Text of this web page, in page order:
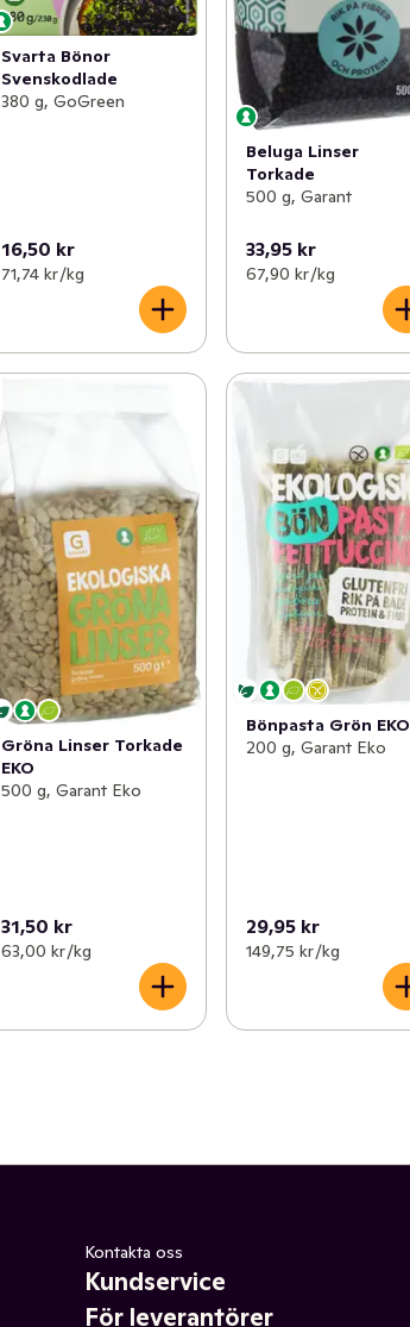
Svarta Bönor
Svenskodlade
380 g, GoGreen
16,50 kr
71,74 kr /kg
Beluga Linser
Torkade
500 g, Garant
33,95 kr
67,90 kr /kg
Gröna Linser Torkade
EKO
500 g, Garant Eko
31,50 kr
63,00 kr /kg
Bönpasta Grön EKO
200 g, Garant Eko
29,95 kr
149,75 kr /kg
Kontakta oss
Kundservice
För leverantörer